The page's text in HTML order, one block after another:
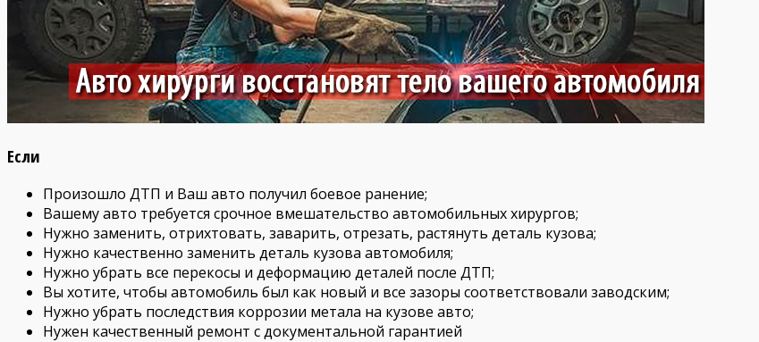
Если
Произошло ДТП и Ваш авто получил боевое ранение;
Вашему авто требуется срочное вмешательство автомобильных хирургов;
Нужно заменить, отрихтовать, заварить, отрезать, растянуть деталь кузова;
Нужно качественно заменить деталь кузова автомобиля;
Нужно убрать все перекосы и деформацию деталей после ДТП;
Вы хотите, чтобы автомобиль был как новый и все зазоры соответствовали заводским;
Нужно убрать последствия коррозии метала на кузове авто;
Нужен качественный ремонт с документальной гарантией